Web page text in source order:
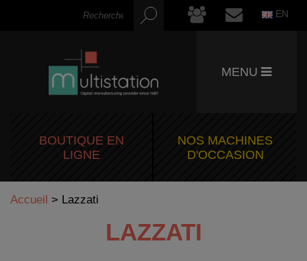
EN
MENU
BOUTIQUE EN
LIGNE
NOS MACHINES
D'OCCASION
Accueil > Lazzati
LAZZATI